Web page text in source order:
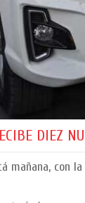
DIEZ
mañana, con